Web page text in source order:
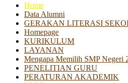
Home
Data Alumni
GERAKAN LITERASI
Homepage
KURIKULUM
LAYANAN
Mengapa Memilih SMP Negeri
PENELITIAN GURU
PERATURAN AKADEMIK